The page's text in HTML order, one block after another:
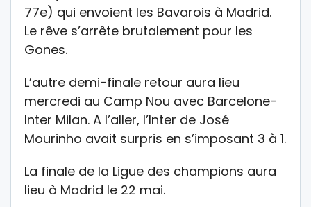
77e) qui envoient les Bavarois à Madrid.
Le rêve s’arrête brutalement pour les
Gones.
L’autre demi-finale retour aura lieu
mercredi au Camp Nou avec Barcelone-
Inter Milan. A l’aller, l’Inter de José
Mourinho avait surpris en s’imposant 3 à 1.
La finale de la Ligue des champions aura
lieu à Madrid le 22 mai.